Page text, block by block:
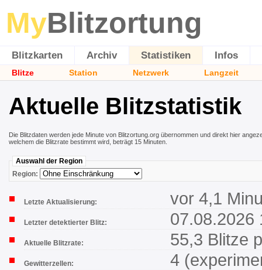
MyBlitzortung
Blitzkarten Archiv Statistiken Infos
Blitze Station Netzwerk Langzeit
Aktuelle Blitzstatistik
Die Blitzdaten werden jede Minute von Blitzortung.org übernommen und direkt hier
welchem die Blitzrate bestimmt wird, beträgt 15 Minuten.
Auswahl der Region
Region:
Letzte Aktualisierung: vor 4,1
Letzter detektierter Blitz: 07.08.2026
Aktuelle Blitzrate: 55,3 Blitze
Gewitterzellen: 4